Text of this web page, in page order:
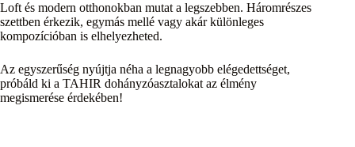
Loft és modern otthonokban mutat a legszebben. Háromrészes
szettben érkezik, egymás mellé vagy akár különleges
kompozícióban is elhelyezheted.
Az egyszerűség nyújtja néha a legnagyobb elégedettséget,
próbáld ki a TAHIR dohányzóasztalokat az élmény
megismerése érdekében!